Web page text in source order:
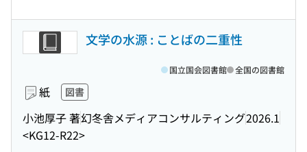
文学の水源 : ことばの二重性
紙 図書
小池厚子 著幻冬舎メディアコンサルティング2026.1
<KG12-R22>
国立国会図書館 全国の図書館